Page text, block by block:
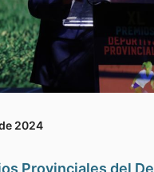
2024
Provinciales del